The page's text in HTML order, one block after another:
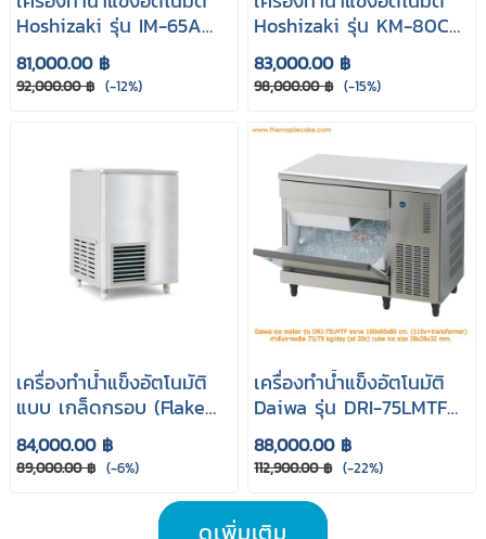
Hoshizaki รุ่น IM-65A
(Cube cap 49kg.)
81,000.00 ฿
92,000.00 ฿ (-12%)
Hoshizaki รุ่น KM-80C
(Crescent cap 57kg.)
83,000.00 ฿
98,000.00 ฿ (-15%)
เครื่องทำน้ำแข็งอัตโนมัติ
แบบ เกล็ดกรอบ (Flake
ice) รุ่น ES1100
84,000.00 ฿
89,000.00 ฿ (-6%)
เครื่องทำน้ำแข็งอัตโนมัติ
Daiwa รุ่น DRI-75LMTF
(Cube cap 79 kg.)
88,000.00 ฿
112,900.00 ฿ (-22%)